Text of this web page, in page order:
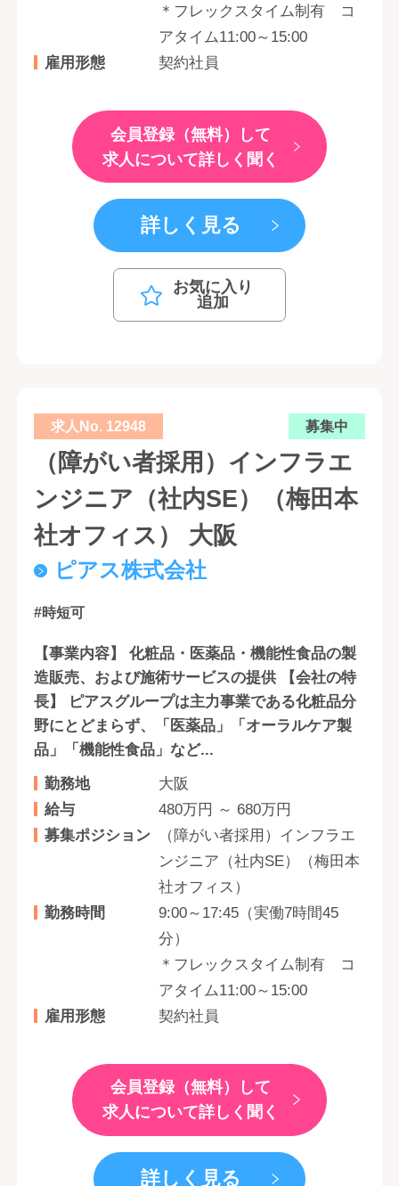
＊フレックスタイム制有 コ
アタイム11:00～15:00
雇用形態
契約社員
会員登録（無料）して
求人について詳しく聞く
詳しく見る
お気に入り
追加
求人No. 12948 募集中
（障がい者採用）インフラエ
ンジニア（社内SE）（梅田本
社オフィス） 大阪
ピアス株式会社
#時短可
【事業内容】 化粧品・医薬品・機能性食品の製
造販売、および施術サービスの提供 【会社の特
長】 ピアスグループは主力事業である化粧品分
野にとどまらず、「医薬品」「オーラルケア製
品」「機能性食品」など...
勤務地
大阪
給与
480万円 ～ 680万円
募集ポジション
（障がい者採用）インフラエ
ンジニア（社内SE）（梅田本
社オフィス）
勤務時間
9:00～17:45（実働7時間45
分）
＊フレックスタイム制有 コ
アタイム11:00～15:00
雇用形態
契約社員
会員登録（無料）して
求人について詳しく聞く
詳しく見る